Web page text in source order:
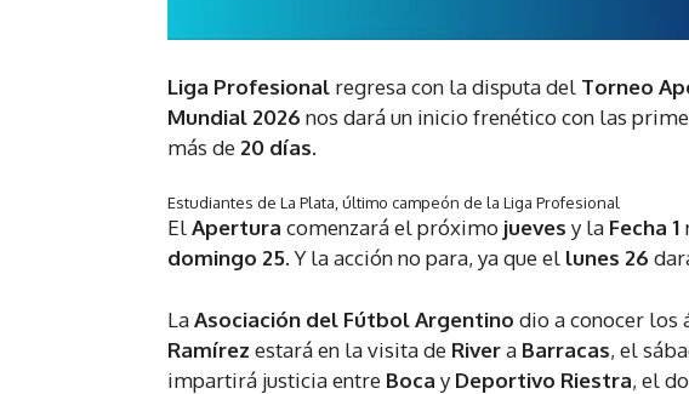
Liga Profesional regresa con la disputa del Torneo
Mundial 2026 nos dará un inicio frenético con las
más de 20 días.
Estudiantes de La Plata, último campeón de la Liga Profesional
ElApertura comenzará el próximo jueves y la Fecha 1
domingo 25. Y la acción no para, ya que el lunes 26
LaAsociación del Fútbol Argentino dio a conocer los
Ramírez estará en la visita de Rivera Barracas, el
impartirá justicia entre Boca y Deportivo Riestra, el